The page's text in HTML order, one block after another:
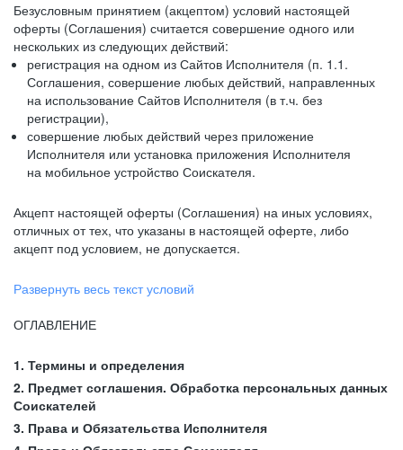
Безусловным принятием (акцептом) условий настоящей
оферты (Соглашения) считается совершение одного или
нескольких из следующих действий:
регистрация на одном из Сайтов Исполнителя (п. 1.1.
Соглашения, совершение любых действий, направленных
на использование Сайтов Исполнителя (в т.ч. без
регистрации),
совершение любых действий через приложение
Исполнителя или установка приложения Исполнителя
на мобильное устройство Соискателя.
Акцепт настоящей оферты (Соглашения) на иных условиях,
отличных от тех, что указаны в настоящей оферте, либо
акцепт под условием, не допускается.
Развернуть весь текст условий
ОГЛАВЛЕНИЕ
1. Термины и определения
2. Предмет соглашения. Обработка персональных данных
Соискателей
3. Права и Обязательства Исполнителя